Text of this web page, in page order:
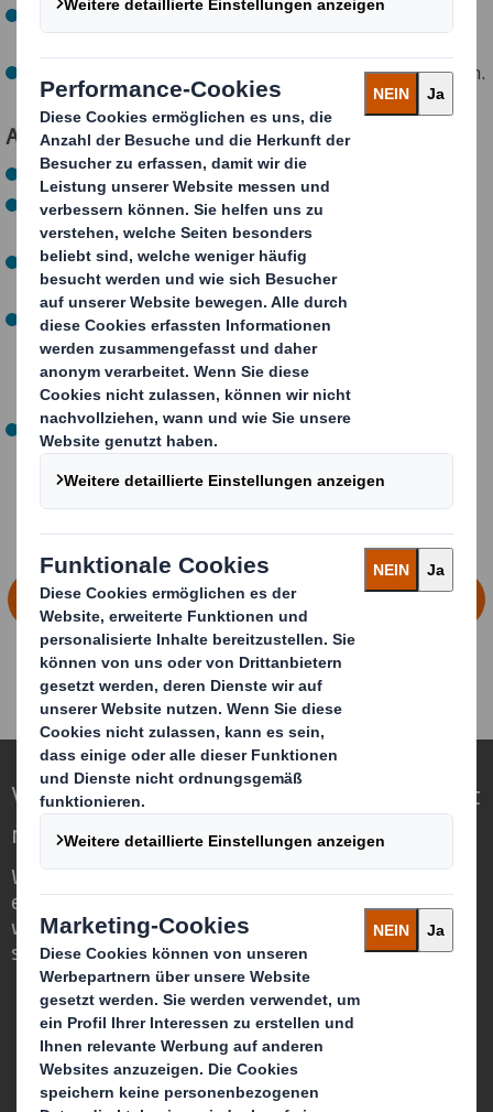
unsere Maschinen einrichten, bedienen und instand
halten.
Störungen an den Maschinen erkennen und beseitigen.
Als zukünftiger Papiertechnologe (m/w/d)…
schlägt Dein Herz für Technik und große Anlagen.
bist Du ein Vorbild in Sachen Sorgfalt, Ordnung und
Qualitätsbewusstsein.
hast Du ein technisches und mechanisches
Grundverständnis.
brauchst Du Mathe, z.B. für die Berechnung von
Mischverhältnissen von Farbstoffen, Physik zum
Einstellen hydraulischer Anlagen und Chemie, um die
Qualität von Rohstoffen und Papier zu prüfen.
hast Du (bald) einen guten Realschulabschluss oder
Abitur.
FINDE HIER DEINEN AUSBILDUNGSPLATZ
Verpackungen für eine sich wandelnde Welt
neu definieren
Wir sind anders, weil wir die Chance
erkennen, dass Verpackungen eine
wichtige Rolle in der Welt um uns herum
spielen können.
Wer wir sind
Über DS Smith